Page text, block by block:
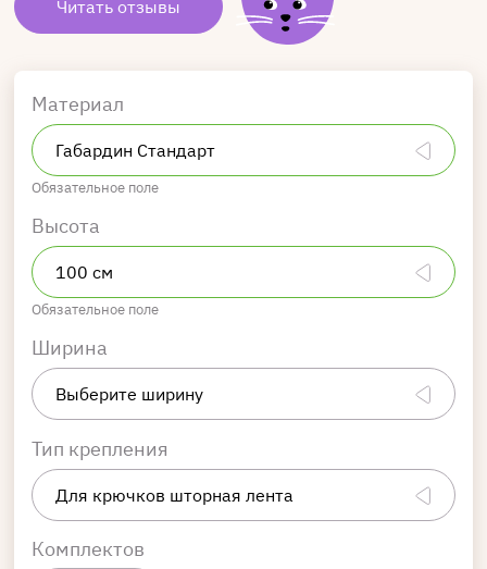
Читать отзывы
Материал
Обязательное поле
Высота
Обязательное поле
Ширина
Тип крепления
Комплектов